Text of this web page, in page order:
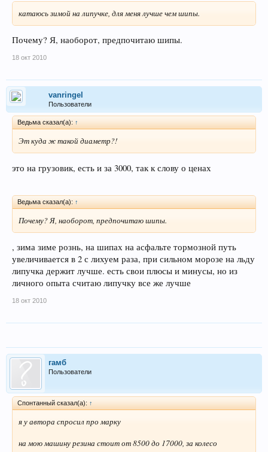
катаюсь зимой на липучке, для меня лучше чем шипы.
Почему? Я, наоборот, предпочитаю шипы.
18 окт 2010
vanringel
Пользователи
Ведьма сказал(а): ↑
Эт куда ж такой диаметр?!
это на грузовик, есть и за 3000, так к слову о ценах
Ведьма сказал(а): ↑
Почему? Я, наоборот, предпочитаю шипы.
, зима зиме рознь, на шипах на асфальте тормозной путь
увеличивается в 2 с лихуем раза, при сильном морозе на льду
липучка держит лучше. есть свои плюсы и минусы, но из
личного опыта считаю липучку все же лучше
18 окт 2010
гамб
Пользователи
Спонтанный сказал(а): ↑
я у автора спросил про марку
на мою машину резина стоит от 8500 до 17000, за колесо